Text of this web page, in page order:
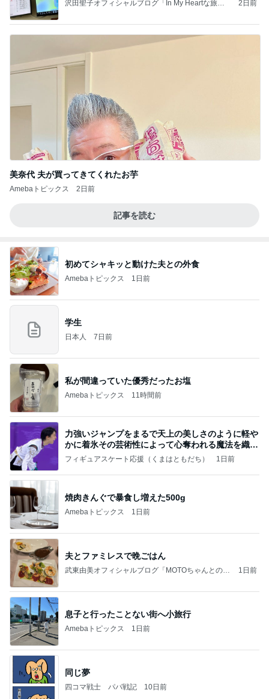
沢田聖子オフィシャルブログ「In My Heartな旅日
2日前
美奈代 夫が買ってきてくれたお芋
Amebaトピックス 2日前
記事を読む
初めてシャキッと動けた夫との外食
Amebaトピックス 1日前
学生
日本人 7日前
私が間違っていた優秀だったお塩
Amebaトピックス 11時間前
力強いジャンプをまるで天上の美しさのように軽や
かに着氷その芸術性によって心奪われる魔法を織り
なす
フィギュアスケート応援（くまはともだち） 1日前
焼肉きんぐで暴食し増えた500g
Amebaトピックス 1日前
夫とファミレスで晩ごはん
武東由美オフィシャルブログ「MOTOちゃんとのは
1日前
息子と行ったことない街へ小旅行
Amebaトピックス 1日前
同じ夢
四コマ戦士 パパ戦記 10日前